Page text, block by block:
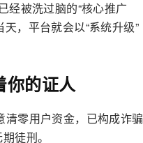
经被洗过脑的“核心推广
，平台就会以“系统升级”
的证人
清零用户资金，已构成诈骗
徒刑。